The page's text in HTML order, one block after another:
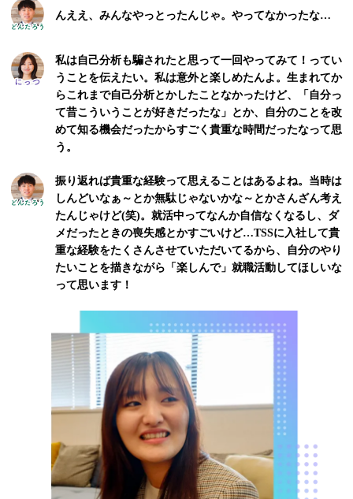
んええ、みんなやっとったんじゃ。やってなかったな…
私は自己分析も騙されたと思って一回やってみて！ってい
うことを伝えたい。私は意外と楽しめたんよ。生まれてか
らこれまで自己分析とかしたことなかったけど、「自分っ
て昔こういうことが好きだったな」とか、自分のことを改
めて知る機会だったからすごく貴重な時間だったなって思
う。
振り返れば貴重な経験って思えることはあるよね。当時は
しんどいなぁ～とか無駄じゃないかな～とかさんざん考え
たんじゃけど(笑)。就活中ってなんか自信なくなるし、ダ
メだったときの喪失感とかすごいけど…TSSに入社して貴
重な経験をたくさんさせていただいてるから、自分のやり
たいことを描きながら「楽しんで」就職活動してほしいな
って思います！